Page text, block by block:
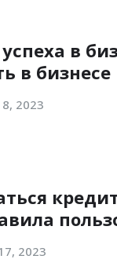
в
в бизнесе
2023
2023